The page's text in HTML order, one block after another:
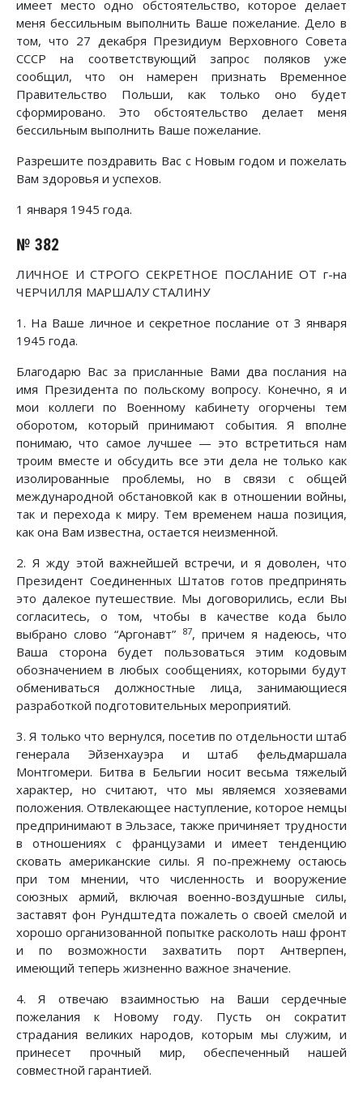
имеет место одно обстоятельство, которое делает
меня бессильным выполнить Ваше пожелание. Дело в
том, что 27 декабря Президиум Верховного Совета
СССР на соответствующий запрос поляков уже
сообщил, что он намерен признать Временное
Правительство Польши, как только оно будет
сформировано. Это обстоятельство делает меня
бессильным выполнить Ваше пожелание.
Разрешите поздравить Вас с Новым годом и пожелать
Вам здоровья и успехов.
1 января 1945 года.
№ 382
ЛИЧНОЕ И СТРОГО СЕКРЕТНОЕ ПОСЛАНИЕ ОТ г-на
ЧЕРЧИЛЛЯ МАРШАЛУ СТАЛИНУ
1. На Ваше личное и секретное послание от 3 января
1945 года.
Благодарю Вас за присланные Вами два послания на
имя Президента по польскому вопросу. Конечно, я и
мои коллеги по Военному кабинету огорчены тем
оборотом, который принимают события. Я вполне
понимаю, что самое лучшее — это встретиться нам
троим вместе и обсудить все эти дела не только как
изолированные проблемы, но в связи с общей
международной обстановкой как в отношении войны,
так и перехода к миру. Тем временем наша позиция,
как она Вам известна, остается неизменной.
2. Я жду этой важнейшей встречи, и я доволен, что
Президент Соединенных Штатов готов предпринять
это далекое путешествие. Мы договорились, если Вы
согласитесь, о том, чтобы в качестве кода было
выбрано слово “Аргонавт” 87, причем я надеюсь, что
Ваша сторона будет пользоваться этим кодовым
обозначением в любых сообщениях, которыми будут
обмениваться должностные лица, занимающиеся
разработкой подготовительных мероприятий.
3. Я только что вернулся, посетив по отдельности штаб
генерала Эйзенхауэра и штаб фельдмаршала
Монтгомери. Битва в Бельгии носит весьма тяжелый
характер, но считают, что мы являемся хозяевами
положения. Отвлекающее наступление, которое немцы
предпринимают в Эльзасе, также причиняет трудности
в отношениях с французами и имеет тенденцию
сковать американские силы. Я по-прежнему остаюсь
при том мнении, что численность и вооружение
союзных армий, включая военно-воздушные силы,
заставят фон Рундштедта пожалеть о своей смелой и
хорошо организованной попытке расколоть наш фронт
и по возможности захватить порт Антверпен,
имеющий теперь жизненно важное значение.
4. Я отвечаю взаимностью на Ваши сердечные
пожелания к Новому году. Пусть он сократит
страдания великих народов, которым мы служим, и
принесет прочный мир, обеспеченный нашей
совместной гарантией.